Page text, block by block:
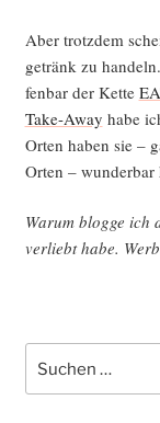
Aber trotz­dem
ge­tränk zu
fen­bar der Ket­te
Take-Away habe
Orten haben sie –
Orten – wun­der­bar
War­um blog­ge ich
ver­liebt habe.
nach: